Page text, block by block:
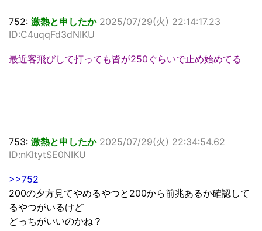
752: 激熱と申したか 2025/07/29(火) 22:14:17.23
ID:C4uqqFd3dNIKU
最近客飛びして打っても皆が250ぐらいで止め始めてる
753: 激熱と申したか 2025/07/29(火) 22:34:54.62
ID:nKltytSE0NIKU
>>752
200の夕方見てやめるやつと200から前兆あるか確認して
るやつがいるけど
どっちがいいのかね？